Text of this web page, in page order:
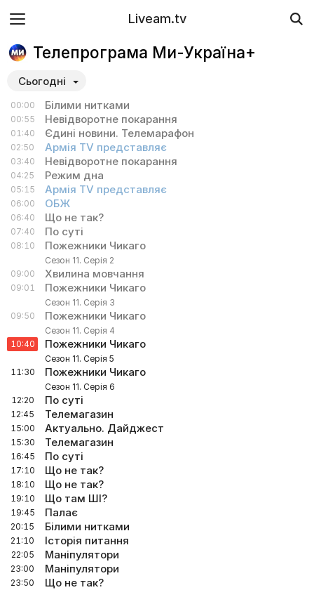
Liveam.tv
Телепрограма Ми-Україна+
Сьогодні
00:00 Білими нитками
00:55 Невідворотне покарання
01:40 Єдині новини. Телемарафон
02:50 Армія TV представляє
03:40 Невідворотне покарання
04:25 Режим дна
05:15 Армія TV представляє
06:00 ОБЖ
06:40 Що не так?
07:40 По суті
08:10 Пожежники Чикаго
Сезон 11. Серія 2
09:00
Хвилина мовчання
09:01 Пожежники Чикаго
Сезон 11. Серія 3
09:50
Пожежники Чикаго
Сезон 11. Серія 4
10:40
Пожежники Чикаго
Сезон 11. Серія 5
11:30
Пожежники Чикаго
Сезон 11. Серія 6
12:20
По суті
12:45 Телемагазин
15:00 Актуально. Дайджест
15:30 Телемагазин
16:45 По суті
17:10 Що не так?
18:10 Що не так?
19:10 Що там ШІ?
19:45 Палає
20:15 Білими нитками
21:10 Історія питання
22:05 Маніпулятори
23:00 Маніпулятори
23:50 Що не так?